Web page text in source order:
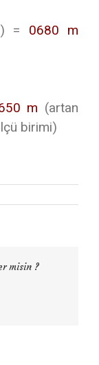
= 0680 m
m (artan
birimi)
misin ?